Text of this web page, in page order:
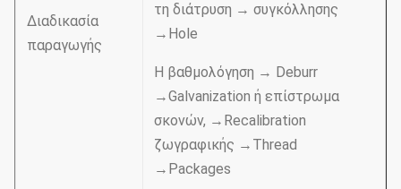
Διαδικασία
παραγωγής
τη διάτρυση → συγκόλλησης
→Hole
Η βαθμολόγηση → Deburr
→Galvanization ή επίστρωμα
σκονών, →Recalibration
ζωγραφικής →Thread
→Packages